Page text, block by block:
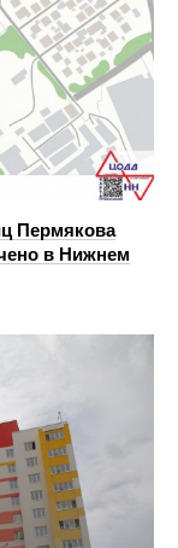
Пермякова
в Нижнем